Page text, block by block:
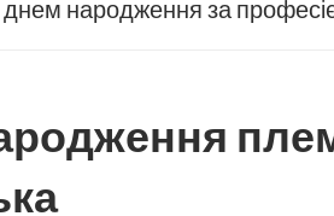
днем народження за